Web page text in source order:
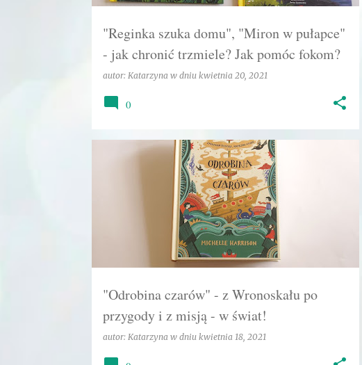
"Reginka szuka domu", "Miron w pułapce"
- jak chronić trzmiele? Jak pomóc fokom?
autor: Katarzyna w dniu kwietnia 20, 2021
0
"Odrobina czarów" - z Wronoskału po
przygody i z misją - w świat!
autor: Katarzyna w dniu kwietnia 18, 2021
CZAROWNICA CZARY MAGIA